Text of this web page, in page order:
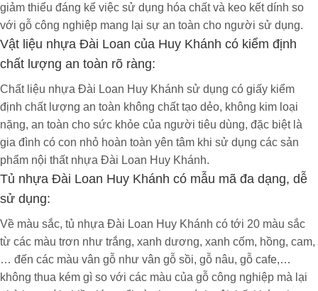
khảo!
Thông tin sản phẩm
Tên sản phẩm: Tủ Giày Thông Minh Cao Cấp
Ecoplast (Màu trắng) – TM3N2
Chất liệu:nhựa cao cấp ecoplast, chắc chắn ,
không ẩm mốc,bền đẹp,…
Màu sắc: gỗ xoan. gỗ óc chó, trắng, gỗ vàng,
gỗ mun,…
Mô tả chi tiết sản phẩm
giảm thiểu đáng kể việc sử dụng hóa chất và keo kết dính so
với gỗ công nghiệp mang lại sự an toàn cho người sử dụng.
Vật liệu nhựa Đài Loan của Huy Khánh có kiểm định
chất lượng an toàn rõ ràng:
Chất liệu nhựa Đài Loan Huy Khánh sử dụng có giấy kiểm
định chất lượng an toàn không chất tạo dẻo, không kim loại
nặng, an toàn cho sức khỏe của người tiêu dùng, đặc biệt là
gia đình có con nhỏ hoàn toàn yên tâm khi sử dụng các sản
phẩm nội thất nhựa Đài Loan Huy Khánh.
Tủ nhựa Đài Loan Huy Khánh có mẫu mã đa dạng, dễ
sử dụng:
Về màu sắc, tủ nhựa Đài Loan Huy Khánh có tới 20 màu sắc
từ các màu trơn như trắng, xanh dương, xanh cốm, hồng, cam,
… đến các màu vân gỗ như vân gỗ sồi, gỗ nâu, gỗ cafe,…
không thua kém gì so với các màu của gỗ công nghiệp mà lại